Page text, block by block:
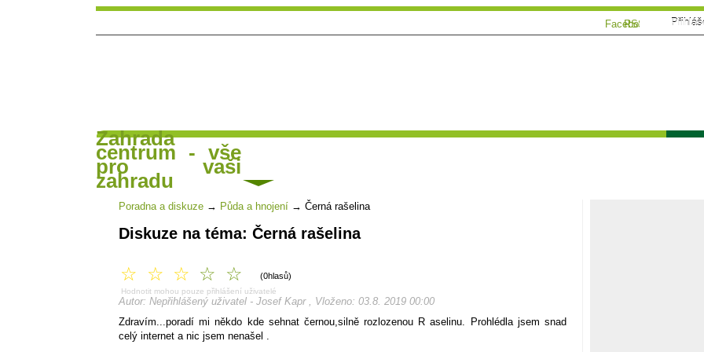
Facebook
RSS
Zahrada
centrum - vše
pro vaši
zahradu
Hlavní strana Poradna a diskuse
Poradna a diskuze → Půda a hnojení → Černá rašelina
Diskuze na téma: Černá rašelina
☆
☆
☆
☆
☆ (0hlasů)
Hodnotit mohou pouze přihlášení uživatelé
Autor: Nepřihlášený uživatel - Josef Kapr , Vloženo: 03.8. 2019 00:00
Zdravím...poradí mi někdo kde sehnat černou,silně rozlozenou R aselinu. Prohlédla jsem snad
celý internet a nic jsem nenašel .